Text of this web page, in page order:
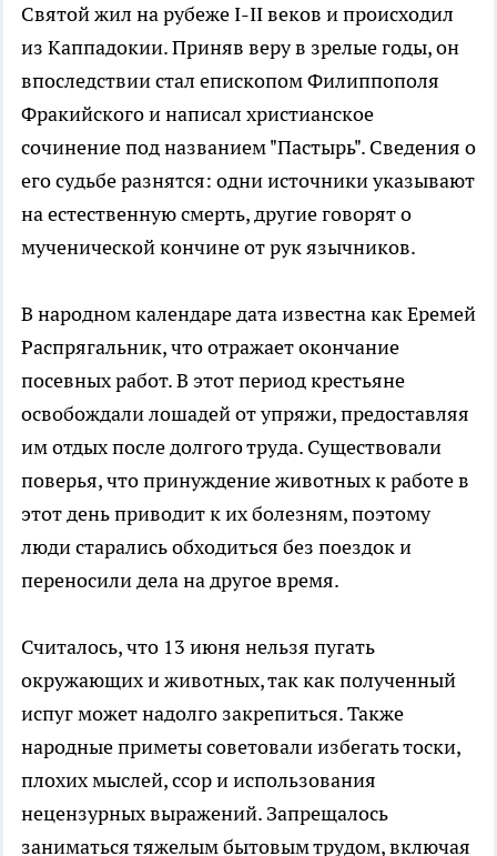
Святой жил на рубеже I-II веков и происходил
из Каппадокии. Приняв веру в зрелые годы, он
впоследствии стал епископом Филиппополя
Фракийского и написал христианское
сочинение под названием "Пастырь". Сведения о
его судьбе разнятся: одни источники указывают
на естественную смерть, другие говорят о
мученической кончине от рук язычников.
В народном календаре дата известна как Еремей
Распрягальник, что отражает окончание
посевных работ. В этот период крестьяне
освобождали лошадей от упряжи, предоставляя
им отдых после долгого труда. Существовали
поверья, что принуждение животных к работе в
этот день приводит к их болезням, поэтому
люди старались обходиться без поездок и
переносили дела на другое время.
Считалось, что 13 июня нельзя пугать
окружающих и животных, так как полученный
испуг может надолго закрепиться. Также
народные приметы советовали избегать тоски,
плохих мыслей, ссор и использования
нецензурных выражений. Запрещалось
заниматься тяжелым бытовым трудом, включая